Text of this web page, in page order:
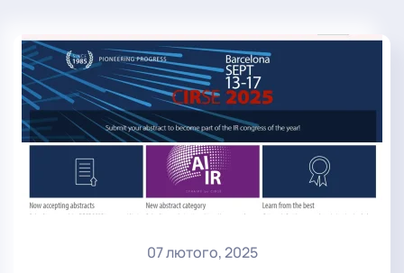
07 лютого, 2025